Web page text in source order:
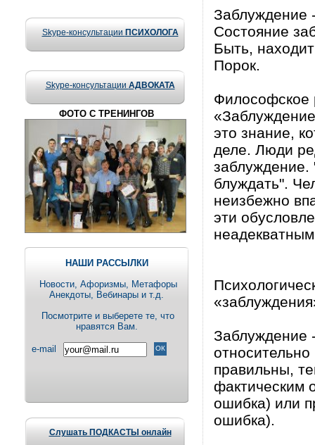
Skype-консультации ПСИХОЛОГА
Skype-консультации АДВОКАТА
ФОТО С ТРЕНИНГОВ
НАШИ РАССЫЛКИ
Новости, Aфоризмы, Метафоры
Анекдоты, Вебинары и т.д.
Посмотрите и выберете те, что
нравятся Вам.
e-mail
Слушать ПОДКАСТЫ онлайн
Заблуждение
Состояние
Быть,
Порок.
Философское
это знание,
деле. Люди
заблуждение.
блуждать".
неизбежно
эти
Заблуждение
правильны,
фактическим
ошибка) или
ошибка).